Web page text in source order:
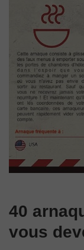
40
vous